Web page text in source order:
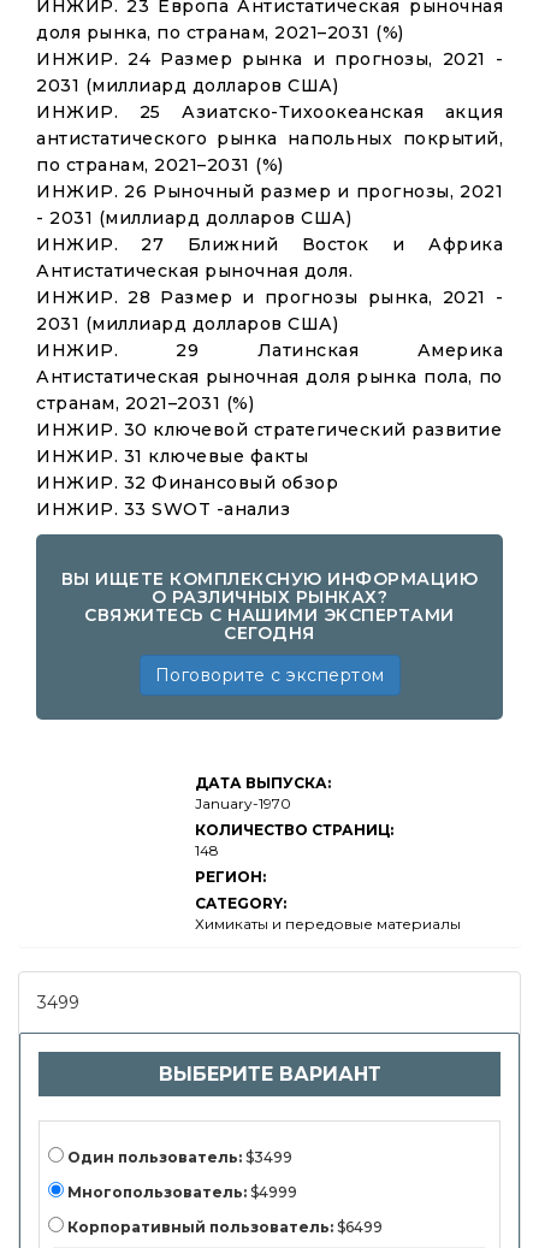
ИНЖИР. 23 Европа Антистатическая рыночная
доля рынка, по странам, 2021–2031 (%)
ИНЖИР. 24 Размер рынка и прогнозы, 2021 -
2031 (миллиард долларов США)
ИНЖИР. 25 Азиатско-Тихоокеанская акция
антистатического рынка напольных покрытий,
по странам, 2021–2031 (%)
ИНЖИР. 26 Рыночный размер и прогнозы, 2021
- 2031 (миллиард долларов США)
ИНЖИР. 27 Ближний Восток и Африка
Антистатическая рыночная доля.
ИНЖИР. 28 Размер и прогнозы рынка, 2021 -
2031 (миллиард долларов США)
ИНЖИР. 29 Латинская Америка
Антистатическая рыночная доля рынка пола, по
странам, 2021–2031 (%)
ИНЖИР. 30 ключевой стратегический развитие
ИНЖИР. 31 ключевые факты
ИНЖИР. 32 Финансовый обзор
ИНЖИР. 33 SWOT -анализ
ВЫ ИЩЕТЕ КОМПЛЕКСНУЮ ИНФОРМАЦИЮ
О РАЗЛИЧНЫХ РЫНКАХ?
СВЯЖИТЕСЬ С НАШИМИ ЭКСПЕРТАМИ
СЕГОДНЯ
Поговорите с экспертом
здравоохранение,
обработки
обработки
данных,
региональный
ДАТА ВЫПУСКА:
January-1970
КОЛИЧЕСТВО СТРАНИЦ:
148
РЕГИОН:
CATEGORY:
Химикаты и передовые материалы
3499
ВЫБЕРИТЕ ВАРИАНТ
Один пользователь: $3499
Многопользователь: $4999
Корпоративный пользователь: $6499